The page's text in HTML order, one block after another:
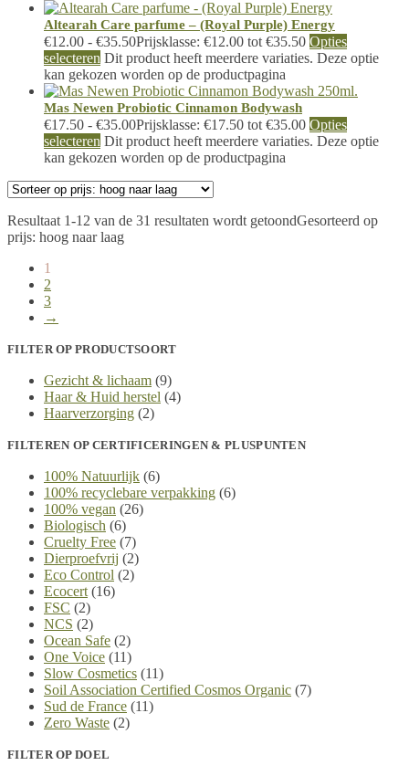
Altearah Care parfume – (Royal Purple) Energy
€12.00 - €35.50Prijsklasse: €12.00 tot €35.50 Opties
selecteren Dit product heeft meerdere variaties. Deze optie
kan gekozen worden op de productpagina
Mas Newen Probiotic Cinnamon Bodywash
€17.50 - €35.00Prijsklasse: €17.50 tot €35.00 Opties
selecteren Dit product heeft meerdere variaties. Deze optie
kan gekozen worden op de productpagina
Resultaat 1-12 van de 31 resultaten wordt getoondGesorteerd op
prijs: hoog naar laag
1
2
3
→
FILTER OP PRODUCTSOORT
Gezicht & lichaam (9)
Haar & Huid herstel (4)
Haarverzorging (2)
FILTEREN OP CERTIFICERINGEN & PLUSPUNTEN
100% Natuurlijk (6)
100% recyclebare verpakking (6)
100% vegan (26)
Biologisch (6)
Cruelty Free (7)
Dierproefvrij (2)
Eco Control (2)
Ecocert (16)
FSC (2)
NCS (2)
Ocean Safe (2)
One Voice (11)
Slow Cosmetics (11)
Soil Association Certified Cosmos Organic (7)
Sud de France (11)
Zero Waste (2)
FILTER OP DOEL